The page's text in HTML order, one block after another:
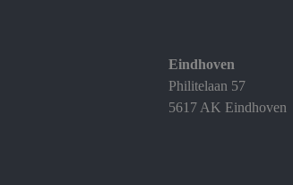
Eindhoven
Philitelaan 57
5617 AK Eindhoven